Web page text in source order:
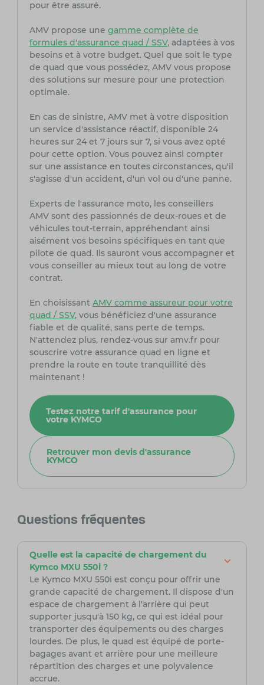
pour être assuré.
AMV propose une gamme complète de
formules d'assurance quad / SSV, adaptées à vos
besoins et à votre budget. Quel que soit le type
de quad que vous possédez, AMV vous propose
des solutions sur mesure pour une protection
optimale.
En cas de sinistre, AMV met à votre disposition
un service d'assistance réactif, disponible 24
heures sur 24 et 7 jours sur 7, si vous avez opté
pour cette option. Vous pouvez ainsi compter
sur une assistance en toutes circonstances, qu'il
s'agisse d'un accident, d'un vol ou d'une panne.
Experts de l'assurance moto, les conseillers
AMV sont des passionnés de deux-roues et de
véhicules tout-terrain, appréhendant ainsi
aisément vos besoins spécifiques en tant que
pilote de quad. Ils sauront vous accompagner et
vous conseiller au mieux tout au long de votre
contrat.
En choisissant AMV comme assureur pour votre
quad / SSV, vous bénéficiez d'une assurance
fiable et de qualité, sans perte de temps.
N'attendez plus, rendez-vous sur amv.fr pour
souscrire votre assurance quad en ligne et
prendre la route en toute tranquillité dès
maintenant !
Testez notre tarif d'assurance pour
votre KYMCO
Retrouver mon devis d'assurance
KYMCO
Questions fréquentes
Quelle est la capacité de chargement du
Kymco MXU 550i ?
Le Kymco MXU 550i est conçu pour offrir une
grande capacité de chargement. Il dispose d'un
espace de chargement à l'arrière qui peut
supporter jusqu'à 150 kg, ce qui est idéal pour
transporter des équipements ou des charges
lourdes. De plus, le quad est équipé de porte-
bagages avant et arrière pour une meilleure
répartition des charges et une polyvalence
accrue.